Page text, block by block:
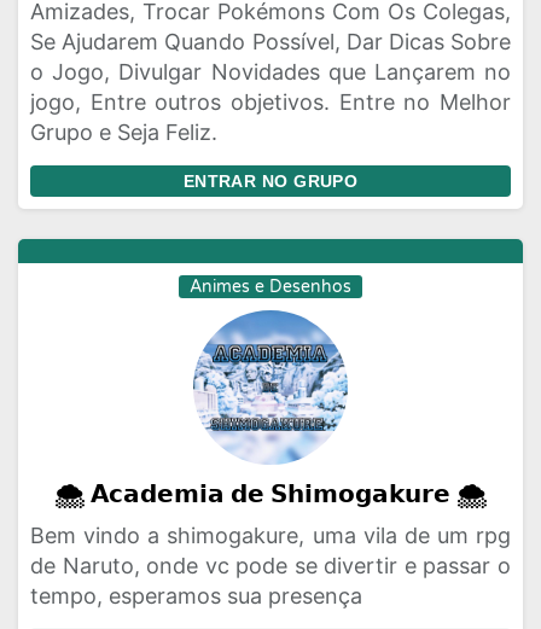
Amizades, Trocar Pokémons Com Os Colegas,
Se Ajudarem Quando Possível, Dar Dicas Sobre
o Jogo, Divulgar Novidades que Lançarem no
jogo, Entre outros objetivos. Entre no Melhor
Grupo e Seja Feliz.
ENTRAR NO GRUPO
Animes e Desenhos
🌨️ 𝗔𝗰𝗮𝗱𝗲𝗺𝗶𝗮 𝗱𝗲 𝗦𝗵𝗶𝗺𝗼𝗴𝗮𝗸𝘂𝗿𝗲 🌨️
Bem vindo a shimogakure, uma vila de um rpg
de Naruto, onde vc pode se divertir e passar o
tempo, esperamos sua presença